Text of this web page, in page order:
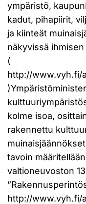
ympäristö,
kadut, pihapiirit,
ja kiinteät
näkyvissä
(
http://www.vyh.fi/
kolme isoa,
rakennettu
tavoin
valtioneuvoston
http://www.vyh.fi/